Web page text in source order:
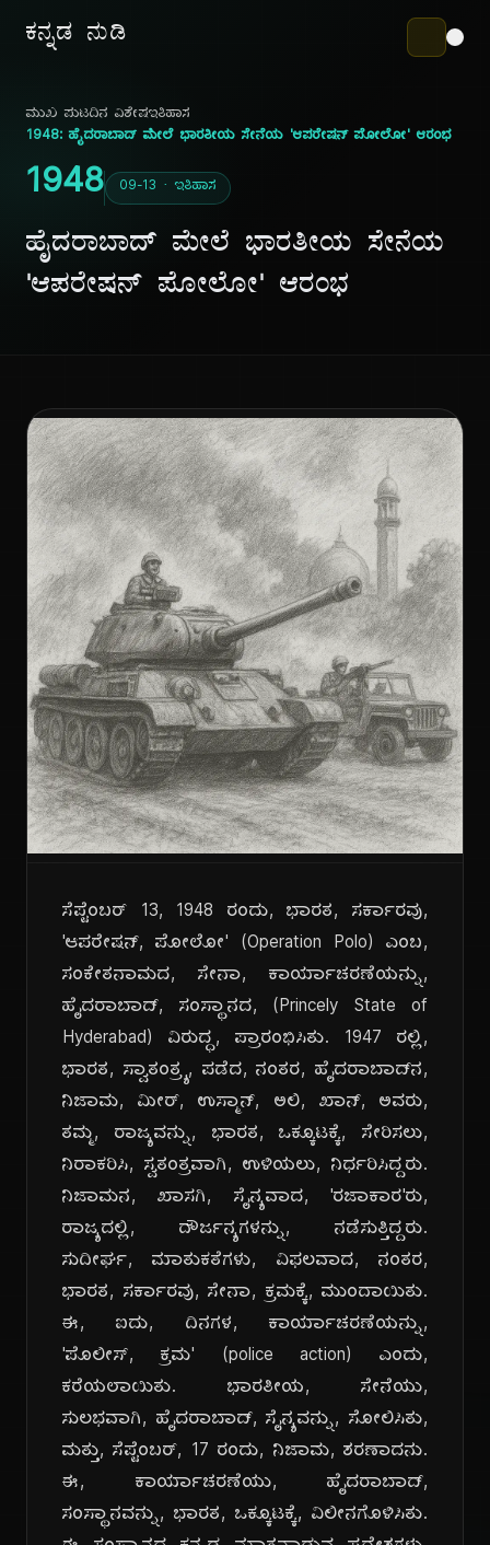
ಕನ್ನಡ ನುಡಿ
ಮುಖ ಪುಟದಿನ ವಿಶೇಷಇತಿಹಾಸ
1948: ಹೈದರಾಬಾದ್ ಮೇಲೆ ಭಾರತೀಯ ಸೇನೆಯ 'ಆಪರೇಷನ್ ಪೋಲೋ' ಆರಂಭ
1948 09-13 · ಇತಿಹಾಸ
ಹೈದರಾಬಾದ್ ಮೇಲೆ ಭಾರತೀಯ ಸೇನೆಯ
'ಆಪರೇಷನ್ ಪೋಲೋ' ಆರಂಭ
ಸೆಪ್ಟೆಂಬರ್ 13, 1948 ರಂದು, ಭಾರತ, ಸರ್ಕಾರವು,
'ಆಪರೇಷನ್, ಪೋಲೋ' (Operation Polo) ಎಂಬ,
ಸಂಕೇತನಾಮದ, ಸೇನಾ, ಕಾರ್ಯಾಚರಣೆಯನ್ನು,
ಹೈದರಾಬಾದ್, ಸಂಸ್ಥಾನದ, (Princely State of
Hyderabad) ವಿರುದ್ಧ, ಪ್ರಾರಂಭಿಸಿತು. 1947 ರಲ್ಲಿ,
ಭಾರತ, ಸ್ವಾತಂತ್ರ್ಯ, ಪಡೆದ, ನಂತರ, ಹೈದರಾಬಾದ್‌ನ,
ನಿಜಾಮ, ಮೀರ್, ಉಸ್ಮಾನ್, ಅಲಿ, ಖಾನ್, ಅವರು,
ತಮ್ಮ, ರಾಜ್ಯವನ್ನು, ಭಾರತ, ಒಕ್ಕೂಟಕ್ಕೆ, ಸೇರಿಸಲು,
ನಿರಾಕರಿಸಿ, ಸ್ವತಂತ್ರವಾಗಿ, ಉಳಿಯಲು, ನಿರ್ಧರಿಸಿದ್ದರು.
ನಿಜಾಮನ, ಖಾಸಗಿ, ಸೈನ್ಯವಾದ, 'ರಜಾಕಾರ'ರು,
ರಾಜ್ಯದಲ್ಲಿ, ದೌರ್ಜನ್ಯಗಳನ್ನು, ನಡೆಸುತ್ತಿದ್ದರು.
ಸುದೀರ್ಘ, ಮಾತುಕತೆಗಳು, ವಿಫಲವಾದ, ನಂತರ,
ಭಾರತ, ಸರ್ಕಾರವು, ಸೇನಾ, ಕ್ರಮಕ್ಕೆ, ಮುಂದಾಯಿತು.
ಈ, ಐದು, ದಿನಗಳ, ಕಾರ್ಯಾಚರಣೆಯನ್ನು,
'ಪೊಲೀಸ್, ಕ್ರಮ' (police action) ಎಂದು,
ಕರೆಯಲಾಯಿತು. ಭಾರತೀಯ, ಸೇನೆಯು,
ಸುಲಭವಾಗಿ, ಹೈದರಾಬಾದ್, ಸೈನ್ಯವನ್ನು, ಸೋಲಿಸಿತು,
ಮತ್ತು, ಸೆಪ್ಟೆಂಬರ್, 17 ರಂದು, ನಿಜಾಮ, ಶರಣಾದನು.
ಈ, ಕಾರ್ಯಾಚರಣೆಯು, ಹೈದರಾಬಾದ್,
ಸಂಸ್ಥಾನವನ್ನು, ಭಾರತ, ಒಕ್ಕೂಟಕ್ಕೆ, ವಿಲೀನಗೊಳಿಸಿತು.